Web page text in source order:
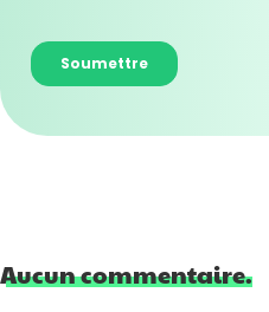
Aucun commentaire.